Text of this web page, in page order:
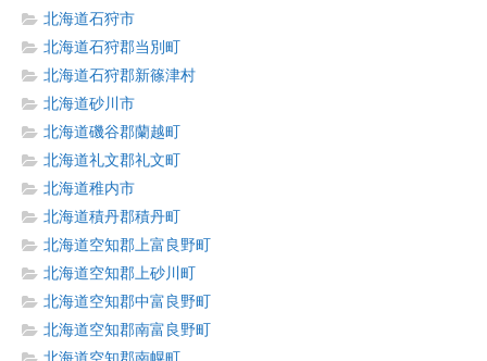
北海道石狩市
北海道石狩郡当別町
北海道石狩郡新篠津村
北海道砂川市
北海道磯谷郡蘭越町
北海道礼文郡礼文町
北海道稚内市
北海道積丹郡積丹町
北海道空知郡上富良野町
北海道空知郡上砂川町
北海道空知郡中富良野町
北海道空知郡南富良野町